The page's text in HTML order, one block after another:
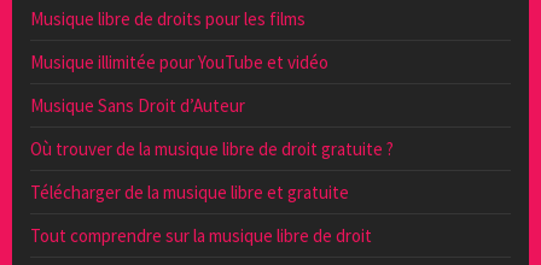
Musique libre de droits pour les films
Musique illimitée pour YouTube et vidéo
Musique Sans Droit d’Auteur
Où trouver de la musique libre de droit gratuite ?
Télécharger de la musique libre et gratuite
Tout comprendre sur la musique libre de droit